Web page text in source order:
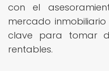
con el
mercado
clave para tomar
rentables.